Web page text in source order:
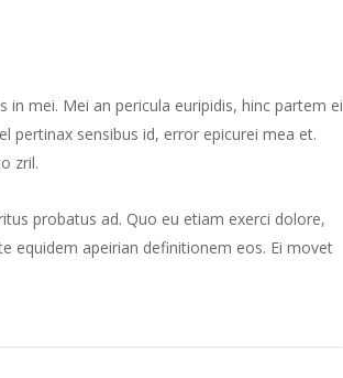
mei. Mei an pericula euripidis, hinc partem ei
pertinax sensibus id, error epicurei mea et.
zril.
probatus ad. Quo eu etiam exerci dolore,
equidem apeirian definitionem eos. Ei movet